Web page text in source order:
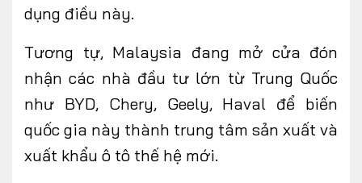
dụng điều này.
Tương tự, Malaysia đang mở cửa đón
nhận các nhà đầu tư lớn từ Trung Quốc
như BYD, Chery, Geely, Haval để biến
quốc gia này thành trung tâm sản xuất và
xuất khẩu ô tô thế hệ mới.